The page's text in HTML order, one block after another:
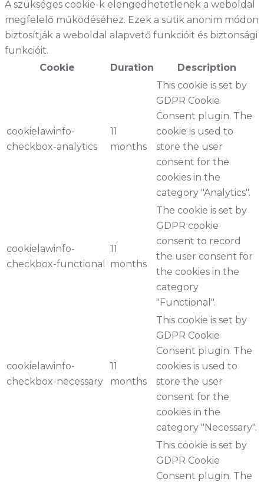
A szükséges cookie-k elengedhetetlenek a weboldal
megfelelő működéséhez. Ezek a sütik anonim módon
biztosítják a weboldal alapvető funkcióit és biztonsági
funkcióit.
Cookie
Duration Description
cookielawinfo-
checkbox-analytics
11
months
This cookie is set by
GDPR Cookie
Consent plugin. The
cookie is used to
store the user
consent for the
cookies in the
category "Analytics".
cookielawinfo-
checkbox-functional
11
months
The cookie is set by
GDPR cookie
consent to record
the user consent for
the cookies in the
category
"Functional".
cookielawinfo-
checkbox-necessary
11
months
This cookie is set by
GDPR Cookie
Consent plugin. The
cookies is used to
store the user
consent for the
cookies in the
category "Necessary".
This cookie is set by
GDPR Cookie
Consent plugin. The